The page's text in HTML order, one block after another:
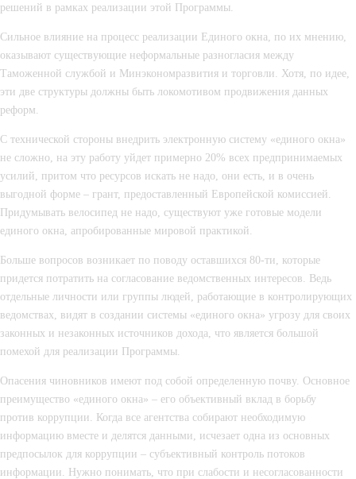
решений в рамках реализации этой Программы.
Сильное влияние на процесс реализации Единого окна, по их мнению,
оказывают существующие неформальные разногласия между
Таможенной службой и Минэкономразвития и торговли. Хотя, по идее,
эти две структуры должны быть локомотивом продвижения данных
реформ.
С технической стороны внедрить электронную систему «единого окна»
не сложно, на эту работу уйдет примерно 20% всех предпринимаемых
усилий, притом что ресурсов искать не надо, они есть, и в очень
выгодной форме – грант, предоставленный Европейской комиссией.
Придумывать велосипед не надо, существуют уже готовые модели
единого окна, апробированные мировой практикой.
Больше вопросов возникает по поводу оставшихся 80-ти, которые
придется потратить на согласование ведомственных интересов. Ведь
отдельные личности или группы людей, работающие в контролирующих
ведомствах, видят в создании системы «единого окна» угрозу для своих
законных и незаконных источников дохода, что является большой
помехой для реализации Программы.
Опасения чиновников имеют под собой определенную почву. Основное
преимущество «единого окна» – его объективный вклад в борьбу
против коррупции. Когда все агентства собирают необходимую
информацию вместе и делятся данными, исчезает одна из основных
предпосылок для коррупции – субъективный контроль потоков
информации. Нужно понимать, что при слабости и несогласованности